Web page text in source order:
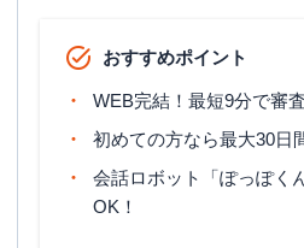
おすすめポイント
WEB完結！最短9分で審
初めての方なら最大30日
会話ロボット「ぽっぽく
OK！